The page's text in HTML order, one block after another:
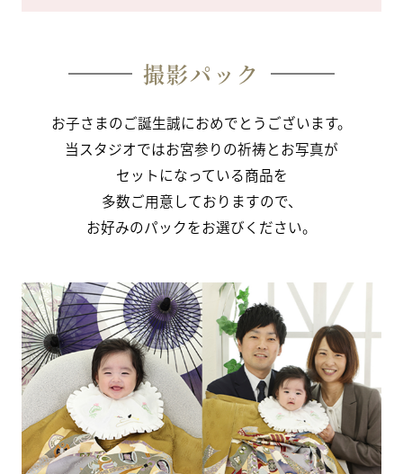
撮影パック
お子さまのご誕生誠におめでとうございます。
当スタジオではお宮参りの祈祷とお写真が
セットになっている商品を
多数ご用意しておりますので、
お好みのパックをお選びください。